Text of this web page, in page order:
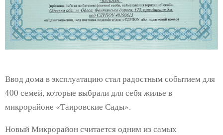
Ввод дома в эксплуатацию стал радостным событием для
400 семей, которые выбрали для себя жилье в
микрорайоне «Таировские Сады».
Новый Микрорайон считается одним из самых